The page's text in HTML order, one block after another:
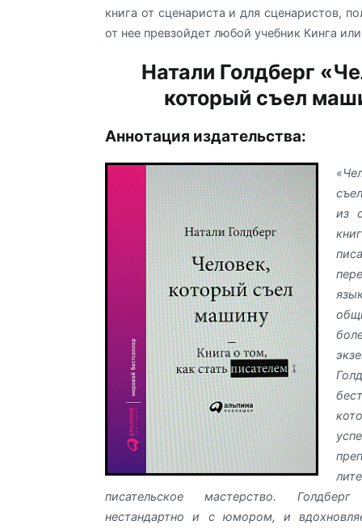
книга от сценариста и для сценаристов,
от нее превзойдет любой учебник Кинга
Натали Голдберг
который съел
Аннотация издательства:
из
писательское мастерство.
нестандартно и с юмором, и